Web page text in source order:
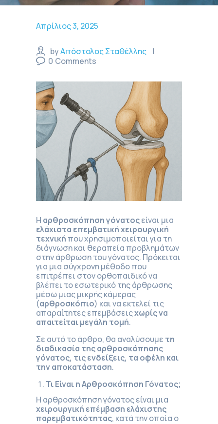
Απρίλιος 3, 2025
byΑπόστολος Σταθέλλης
0 Comments
Η αρθροσκόπηση γόνατοςείναι μια
ελάχιστα επεμβατική χειρουργική
τεχνική που χρησιμοποιείται για τη
διάγνωση και θεραπεία προβλημάτων
στην άρθρωση του γόνατος. Πρόκειται
για μια σύγχρονη μέθοδο που
επιτρέπει στον ορθοπαιδικό να
βλέπει το εσωτερικό της άρθρωσης
μέσω μιας μικρής κάμερας
(αρθροσκόπιο) και να εκτελεί τις
απαραίτητες επεμβάσειςχωρίς να
απαιτείται μεγάλη τομή.
Σε αυτό το άρθρο, θα αναλύσουμε τη
διαδικασία της αρθροσκόπησης
γόνατος, τις ενδείξεις, τα οφέλη και
την αποκατάσταση.
Τι Είναι η Αρθροσκόπηση Γόνατος;
Η αρθροσκόπηση γόνατος είναι μια
χειρουργική επέμβαση ελάχιστης
παρεμβατικότητας, κατά την οποία ο